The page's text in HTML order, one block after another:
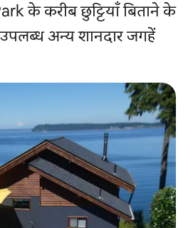
के करीब छुट्टियाँ बिताने के
अन्य शानदार जगहें